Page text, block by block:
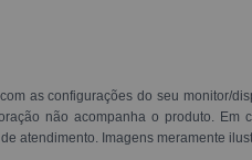
as configurações do seu monitor/
não acompanha o produto. Em
atendimento. Imagens meramente